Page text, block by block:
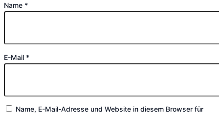
Name *
E-Mail *
Name, E-Mail-Adresse und Website in diesem Browser für